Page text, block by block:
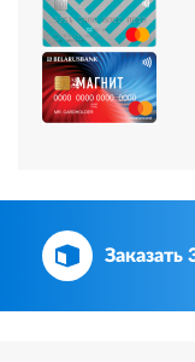
Заказать